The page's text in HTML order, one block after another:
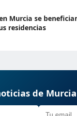
Murcia se
residencias
de